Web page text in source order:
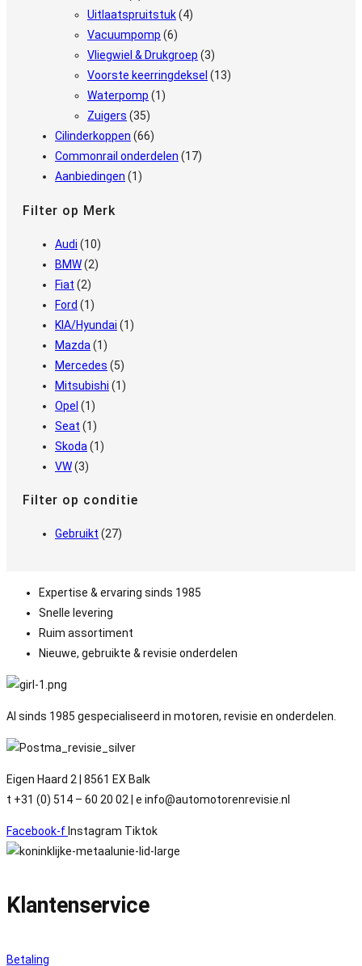
Uitlaatspruitstuk(4)
Vacuumpomp (6)
Vliegwiel & Drukgroep (3)
Voorste keerringdeksel (13)
Waterpomp (1)
Zuigers (35)
Cilinderkoppen (66)
Commonrail onderdelen (17)
Aanbiedingen (1)
Filter op Merk
Audi (10)
BMW(2)
Fiat (2)
Ford (1)
KIA/Hyundai (1)
Mazda (1)
Mercedes (5)
Mitsubishi (1)
Opel (1)
Seat (1)
Skoda (1)
VW(3)
Filter op conditie
Gebruikt (27)
Expertise & ervaring sinds 1985
Snelle levering
Ruim assortiment
Nieuwe, gebruikte & revisie onderdelen
Al sinds 1985 gespecialiseerd in motoren, revisie en onderdelen.
Eigen Haard 2 | 8561 EX Balk
t +31 (0) 514 – 60 20 02 | e info@automotorenrevisie.nl
Facebook-f Instagram Tiktok
Klantenservice
Betaling